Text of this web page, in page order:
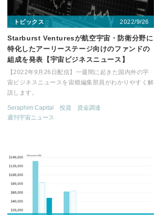
トピックス 2022/9/26
Starburst Venturesが航空宇宙・防衛分野に
特化したアーリーステージ向けのファンドの
組成を発表【宇宙ビジネスニュース】
【2022年9月26日配信】一週間に起きた国内外の宇
宙ビジネスニュースを宙畑編集部員がわかりやすく解
説します。
Seraphim Capital 投資
資金調達
週刊宇宙ニュース